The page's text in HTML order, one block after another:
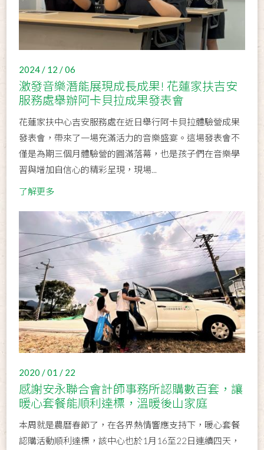
2024 / 12 / 06
激發音樂潛能展現成長成果! 花蓮家扶吉安
服務處舉辦阿卡貝拉成果發表會
花蓮家扶中心吉安服務處在近日舉行阿卡貝拉體驗營成果
發表會，帶來了一場充滿活力的音樂盛宴。這場發表會不
僅是為期三個月體驗營的圓滿落幕，也是孩子們在音樂學
習與增加自信心的精彩呈現，現場...
了解更多
2020 / 01 / 22
感謝安永聯合會計師事務所認購數百套，讓
暖心套餐能順利達標，溫暖後山家庭
本周就是農曆春節了，在各界熱情響應支持下，暖心套餐
認購活動順利達標，該中心也於1月16至22日連續四天，